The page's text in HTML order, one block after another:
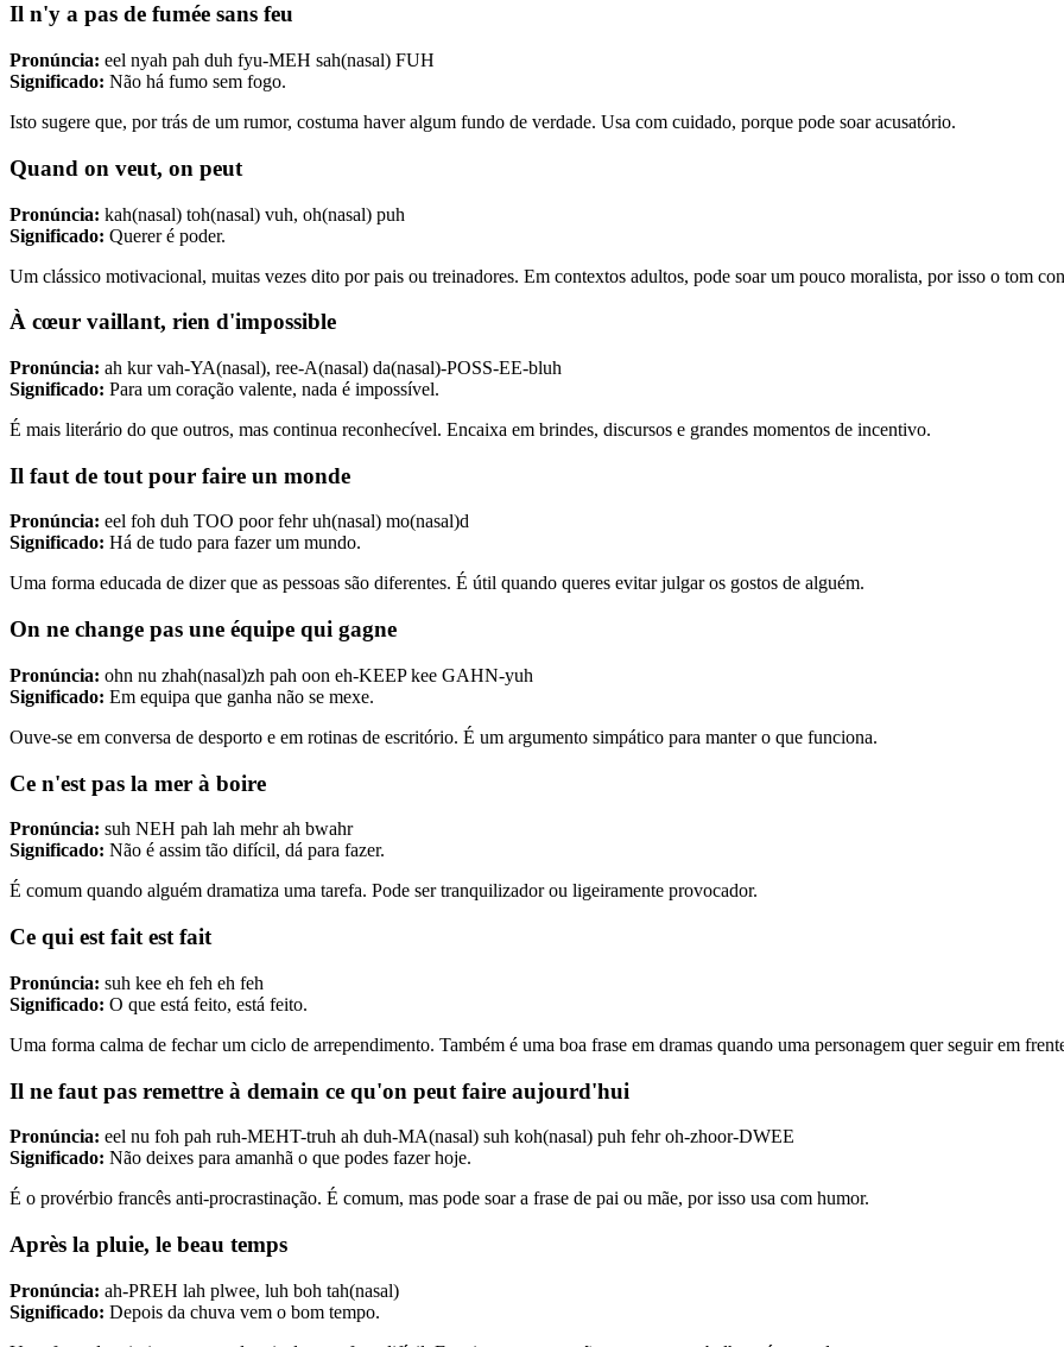
Il n'y a pas de fumée sans feu
Pronúncia: eel nyah pah duh fyu-MEH sah(nasal) FUH
Significado: Não há fumo sem fogo.
Isto sugere que, por trás de um rumor, costuma haver algum fundo de verdade. Usa com cuidado, porque pode soar acusatório.
Quand on veut, on peut
Pronúncia: kah(nasal) toh(nasal) vuh, oh(nasal) puh
Significado: Querer é poder.
Um clássico motivacional, muitas vezes dito por pais ou treinadores. Em contextos adultos, pode soar um pouco moralista, por isso o tom
À cœur vaillant, rien d'impossible
Pronúncia: ah kur vah-YA(nasal), ree-A(nasal) da(nasal)-POSS-EE-bluh
Significado: Para um coração valente, nada é impossível.
É mais literário do que outros, mas continua reconhecível. Encaixa em brindes, discursos e grandes momentos de incentivo.
Il faut de tout pour faire un monde
Pronúncia: eel foh duh TOO poor fehr uh(nasal) mo(nasal)d
Significado: Há de tudo para fazer um mundo.
Uma forma educada de dizer que as pessoas são diferentes. É útil quando queres evitar julgar os gostos de alguém.
On ne change pas une équipe qui gagne
Pronúncia: ohn nu zhah(nasal)zh pah oon eh-KEEP kee GAHN-yuh
Significado: Em equipa que ganha não se mexe.
Ouve-se em conversa de desporto e em rotinas de escritório. É um argumento simpático para manter o que funciona.
Ce n'est pas la mer à boire
Pronúncia: suh NEH pah lah mehr ah bwahr
Significado: Não é assim tão difícil, dá para fazer.
É comum quando alguém dramatiza uma tarefa. Pode ser tranquilizador ou ligeiramente provocador.
Ce qui est fait est fait
Pronúncia: suh kee eh feh eh feh
Significado: O que está feito, está feito.
Uma forma calma de fechar um ciclo de arrependimento. Também é uma boa frase em dramas quando uma personagem quer seguir em
Il ne faut pas remettre à demain ce qu'on peut faire aujourd'hui
Pronúncia: eel nu foh pah ruh-MEHT-truh ah duh-MA(nasal) suh koh(nasal) puh fehr oh-zhoor-DWEE
Significado: Não deixes para amanhã o que podes fazer hoje.
É o provérbio francês anti-procrastinação. É comum, mas pode soar a frase de pai ou mãe, por isso usa com humor.
Après la pluie, le beau temps
Pronúncia: ah-PREH lah plwee, luh boh tah(nasal)
Significado: Depois da chuva vem o bom tempo.